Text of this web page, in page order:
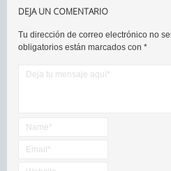
DEJA UN COMENTARIO
Tu dirección de correo electrónico no
obligatorios están marcados con *